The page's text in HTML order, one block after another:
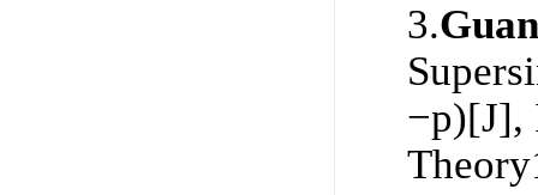
3.
−p)[J],